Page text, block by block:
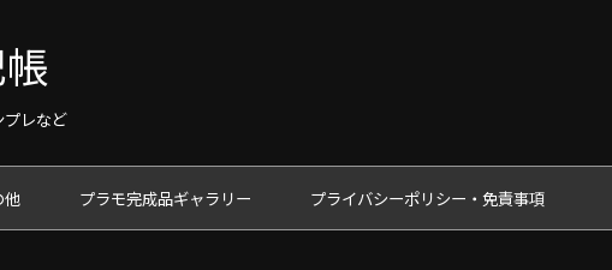
レなど
他 プラモ完成品ギャラリー プライバシーポリシー・免責事項